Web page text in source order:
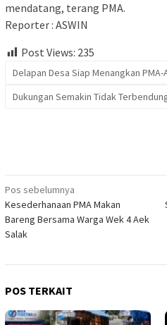
mendatang, terang PMA.
Reporter : ASWIN
Post Views: 235
Delapan Desa Siap Menangkan PMA-
Dukungan Semakin Tidak
Navigasi
pos
Pos sebelumnya
Kesederhanaan PMA Makan
Bareng Bersama Warga Wek 4 Aek
Salak
POS TERKAIT